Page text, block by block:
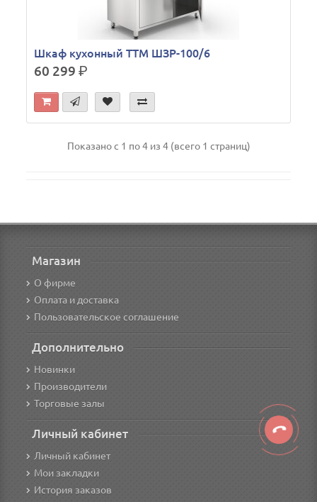
Шкаф кухонный ТТМ ШЗР-100/6
60 299р.
Показано с 1 по 4 из 4 (всего 1 страниц)
Магазин
О фирме
Оплата и доставка
Пользовательское соглашение
Дополнительно
Новинки
Производители
Торговые залы
Личный кабинет
Личный кабинет
Мои закладки
История заказов